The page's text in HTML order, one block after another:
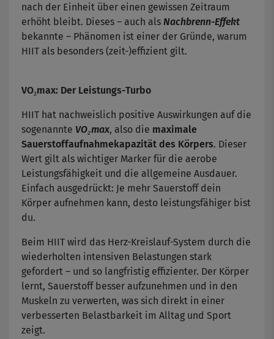
nach der Einheit über einen gewissen Zeitraum
erhöht bleibt. Dieses – auch als Nachbrenn-Effekt
bekannte – Phänomen ist einer der Gründe, warum
HIIT als besonders (zeit-)effizient gilt.
VO₂max: Der Leistungs-Turbo
HIIT hat nachweislich positive Auswirkungen auf die
sogenannte VO₂max, also die maximale
Sauerstoffaufnahmekapazität des Körpers. Dieser
Wert gilt als wichtiger Marker für die aerobe
Leistungsfähigkeit und die allgemeine Ausdauer.
Einfach ausgedrückt: Je mehr Sauerstoff dein
Körper aufnehmen kann, desto leistungsfähiger bist
du.
Beim HIIT wird das Herz-Kreislauf-System durch die
wiederholten intensiven Belastungen stark
gefordert – und so langfristig effizienter. Der Körper
lernt, Sauerstoff besser aufzunehmen und in den
Muskeln zu verwerten, was sich direkt in einer
verbesserten Belastbarkeit im Alltag und Sport
zeigt.